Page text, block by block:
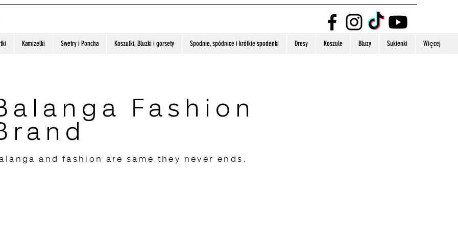
Kamizelki Swetry i Poncha Koszulki, Bluzki i gorsety Spodnie, spódnice i krótkie spodenki Dresy Koszule Bluzy Sukienki Więcej
Fashion
and fashion are same they never ends.